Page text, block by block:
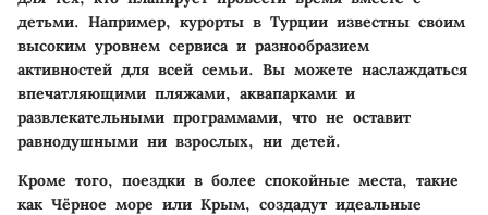
детьми. Например, курорты в Турции известны своим
высоким уровнем сервиса и разнообразием
активностей для всей семьи. Вы можете наслаждаться
впечатляющими пляжами, аквапарками и
развлекательными программами, что не оставит
равнодушными ни взрослых, ни детей.
Кроме того, поездки в более спокойные места, такие
как Чёрное море или Крым, создадут идеальные